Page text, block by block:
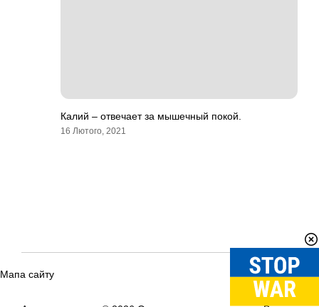
Калий – отвечает за мышечный покой.
16 Лютого, 2021
Мапа сайту